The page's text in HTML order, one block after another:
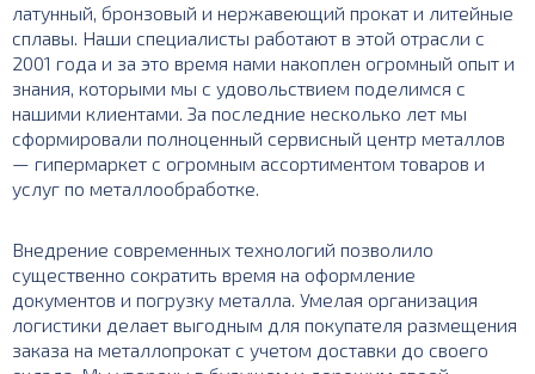
латунный, бронзовый и нержавеющий прокат и литейные
сплавы. Наши специалисты работают в этой отрасли с
2001 года и за это время нами накоплен огромный опыт и
знания, которыми мы с удовольствием поделимся с
нашими клиентами. За последние несколько лет мы
сформировали полноценный сервисный центр металлов
— гипермаркет с огромным ассортиментом товаров и
услуг по металлообработке.
Внедрение современных технологий позволило
существенно сократить время на оформление
документов и погрузку металла. Умелая организация
логистики делает выгодным для покупателя размещения
заказа на металлопрокат с учетом доставки до своего